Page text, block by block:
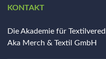
KONTAKT
Die Akademie für
Aka Merch & Textil GmbH